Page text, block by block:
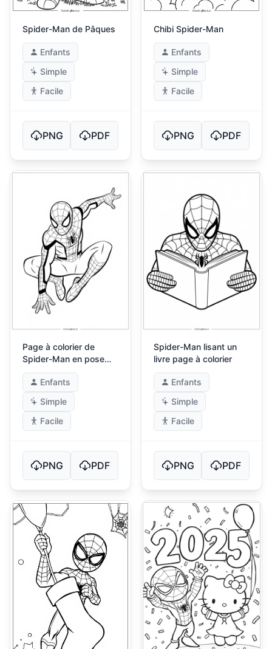
Spider-Man de Pâques
Enfants
Simple
Facile
PNG PDF
Chibi Spider-Man
Enfants
Simple
Facile
PNG PDF
Page à colorier de
Spider-Man en pose
classique
Enfants
Simple
Facile
PNG PDF
Spider-Man lisant un
livre page à colorier
Enfants
Simple
Facile
PNG PDF